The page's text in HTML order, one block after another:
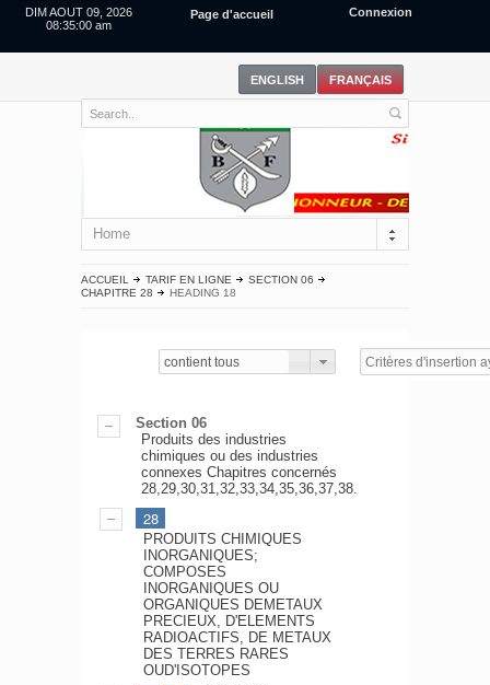
DIM AOUT 09, 2026
08:35:00 am
Page d'accueil Connexion
Home
ACCUEIL TARIF EN LIGNE
SECTION 06
CHAPITRE 28
HEADING 18
contient tous
Section 06
Produits des industries
chimiques ou des industries
connexes Chapitres concernés
28,29,30,31,32,33,34,35,36,37,38.
28
PRODUITS CHIMIQUES
INORGANIQUES;
COMPOSES
INORGANIQUES OU
ORGANIQUES DEMETAUX
PRECIEUX, D'ELEMENTS
RADIOACTIFS, DE METAUX
DES TERRES RARES
OUD'ISOTOPES